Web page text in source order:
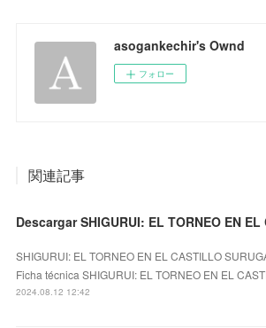
asogankechir's Ownd
フォロー
関連記事
SHIGURUI: EL TORNEO EN EL CASTILLO
Ficha técnica SHIGURUI: EL TORNEO EN EL
2024.08.12 12:42